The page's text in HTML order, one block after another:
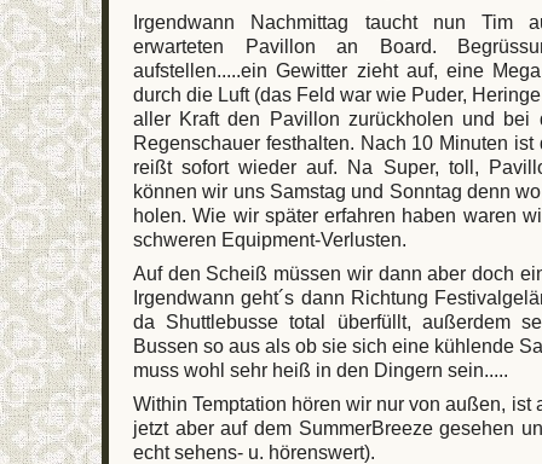
Irgendwann Nachmittag taucht nun Tim
erwarteten Pavillon an Board.
aufstellen.....ein Gewitter zieht auf, eine
durch die Luft (das Feld war wie Puder,
aller Kraft den Pavillon zurückholen und bei
Regenschauer festhalten. Nach 10 Minuten ist
reißt sofort wieder auf. Na Super, toll,
können wir uns Samstag und Sonntag denn
holen. Wie wir später erfahren haben waren
schweren Equipment-Verlusten.
Auf den Scheiß müssen wir dann aber doch
Irgendwann geht´s dann Richtung
da Shuttlebusse total überfüllt, außerdem
Bussen so aus als ob sie sich eine kühlende
muss wohl sehr heiß in den Dingern sein.....
Within Temptation hören wir nur von außen, ist
jetzt aber auf dem SummerBreeze gesehen
echt sehens- u. hörenswert).